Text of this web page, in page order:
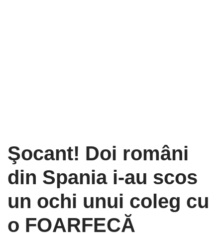
Şocant! Doi români
din Spania i-au scos
un ochi unui coleg cu
o FOARFECĂ